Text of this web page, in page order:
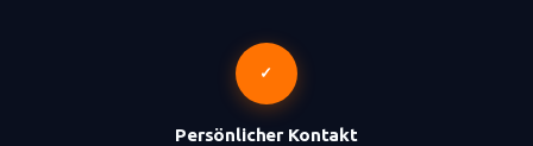
✓
Persönlicher Kontakt